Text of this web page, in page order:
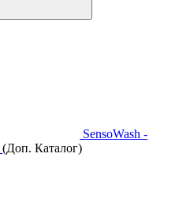
SensoWash -
(Доп. Каталог)